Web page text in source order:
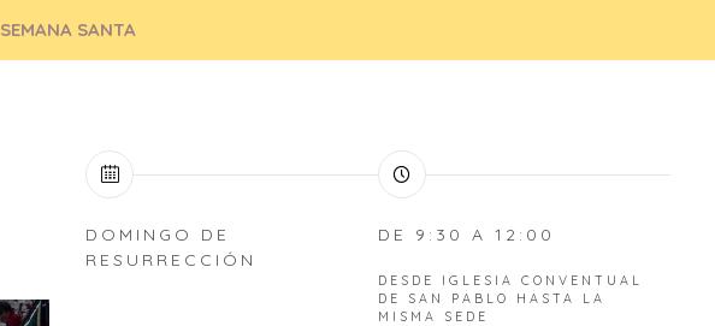
SEMANA SANTA
DOMINGO DE
RESURRECCIÓN
DE 9:30 A 12:00
DESDE IGLESIA CONVENTUAL
DE SAN PABLO HASTA LA
MISMA SEDE